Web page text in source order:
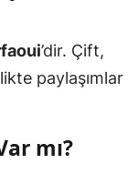
’dir. Çift,
paylaşımlar
mı?